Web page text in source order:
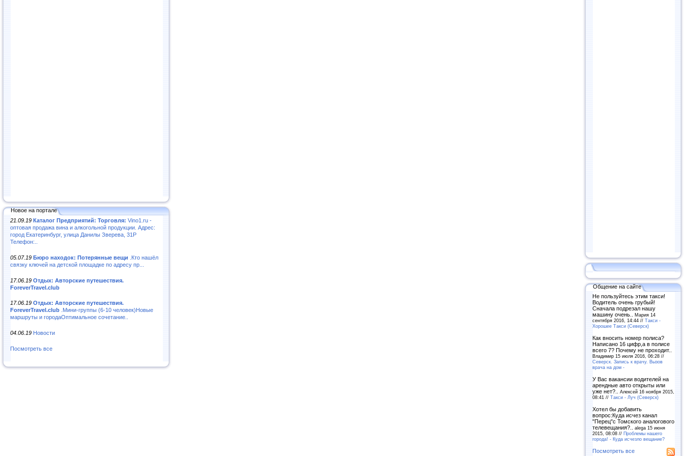
Новое на портале
21.09.19 Каталог Предприятий: Торговля: Vino1.ru -
оптовая продажа вина и алкогольной продукции. Адрес:
город Екатеринбург, улица Данилы Зверева, 31Р
Телефон:..
05.07.19 Бюро находок: Потерянные вещи .Кто нашёл
связку ключей на детской площадке по адресу пр...
17.06.19 Отдых: Авторские путешествия.
ForeverTravel.club
17.06.19 Отдых: Авторские путешествия.
ForeverTravel.club .Мини-группы (6-10 человек)Новые
маршруты и городаОптимальное сочетание..
04.06.19 Новости
Посмотреть все
Общение на сайте
Не пользуйтесь этим такси!
Водитель очень грубый!
Сначала подрезал нашу
машину очень.. Мария 14
сентября 2016, 14:44 // Такси -
Хорошее Такси (Северск)
Как вносить номер полиса?
Написано 16 цифр,а в полисе
всего 7? Почему не проходит..
Владимир 15 июля 2016, 06:28 //
Северск. Запись к врачу. Вызов
врача на дом -
У Вас вакансии водителей на
арендные авто открыты или
уже нет?.. Алексей 16 ноября 2015,
08:41 // Такси - Луч (Северск)
Хотел бы добавить
вопрос:Куда исчез канал
"Перец"с Томского аналогового
телевещания?.. alega 15 июня
2015, 08:08 // Проблемы нашего
города! - Куда исчезло вещание?
Посмотреть все